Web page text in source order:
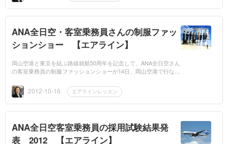
ANA全日空・客室乗務員さんの制服ファッ
ションショー 【エアライン】
岡山空港と東京を結ぶ路線就航50周年を記念して、ANA全日空さん
の客室乗務員の制服ファッションショーが14日、岡山空港で行なわ
しい思いで...2012-10-16 エアラインレッスン
ANA全日空客室乗務員の採用試験結果発
表 2012 【エアライン】